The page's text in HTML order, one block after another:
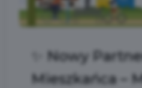
✨ Nowy
Mieszkańca –